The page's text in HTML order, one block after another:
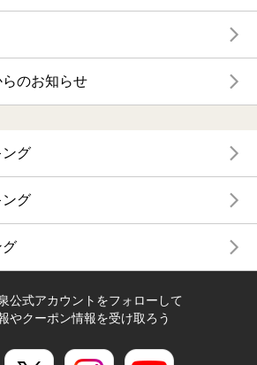
のお知らせ
グ
ング
グ
公式アカウントをフォローして
やクーポン情報を受け取ろう